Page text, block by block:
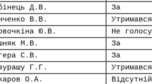
Д.В.
За
В.В.
Утримався
Ю.В.
Не
М.В.
За
С.В.
За
Г.Г.
Утримався
О.А.
Відсутній